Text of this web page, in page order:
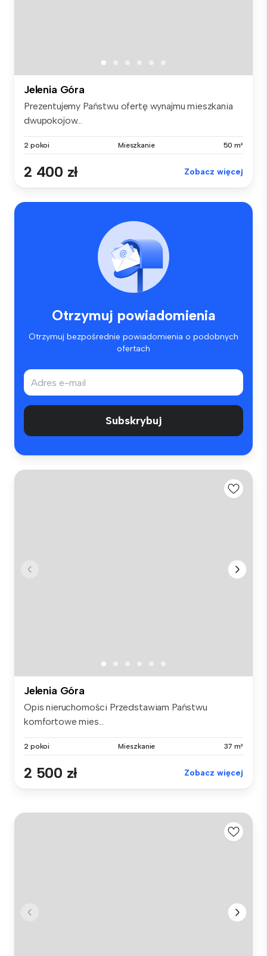
Jelenia Góra
Prezentujemy Państwu ofertę wynajmu mieszkania
dwupokojow...
2 pokoi Mieszkanie 50 m²
2 400 zł Zobacz więcej
Otrzymuj powiadomienia
Otrzymuj bezpośrednie powiadomienia o podobnych
ofertach
Subskrybuj
Jelenia Góra
Opis nieruchomości Przedstawiam Państwu
komfortowe mies...
2 pokoi Mieszkanie 37 m²
2 500 zł Zobacz więcej